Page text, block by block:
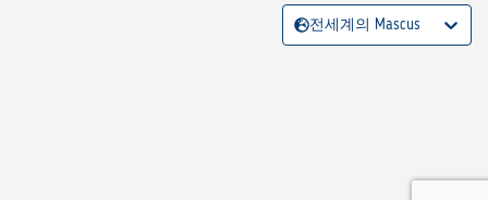
전세계의 Mascus